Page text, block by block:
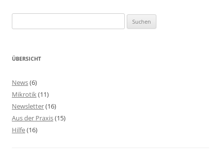
nach:
ÜBERSICHT
News(6)
Mikrotik(11)
Newsletter(16)
Aus der Praxis(15)
Hilfe(16)